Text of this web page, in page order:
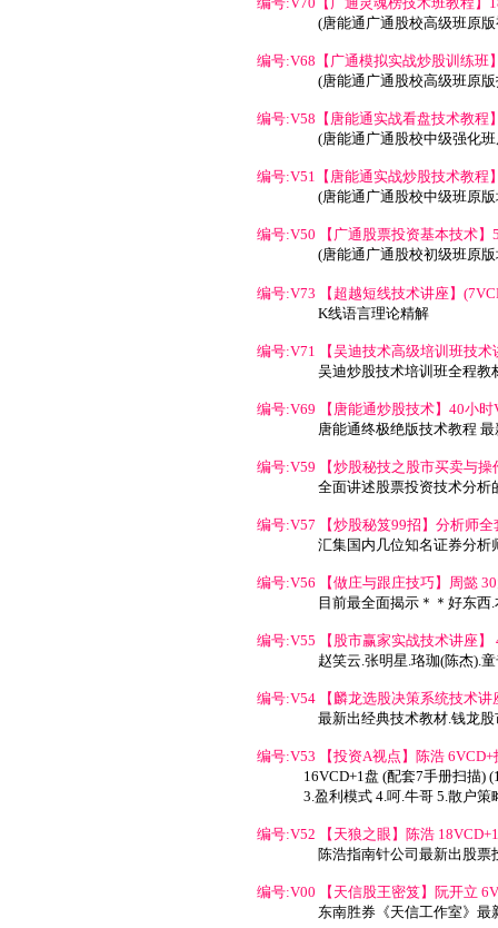
(唐能通广通股校高级班原
编号:V68【广通模拟实战炒股训练班
(唐能通广通股校高级班原
编号:V58【唐能通实战看盘技术教程
(唐能通广通股校中级强化
编号:V51【唐能通实战炒股技术教程
(唐能通广通股校中级班原
编号:V50 【广通股票投资基本技术】
(唐能通广通股校初级班原
编号:V73 【超越短线技术讲座】
K线语言理论精解
编号:V71 【吴迪技术高级培训班技术
吴迪炒股技术培训班全程教
编号:V69 【唐能通炒股技术】40小
唐能通终极绝版技术教程 最
编号:V59 【炒股秘技之股市买卖与操
全面讲述股票投资技术分析
编号:V57 【炒股秘笈99招】分析师全
汇集国内几位知名证券分析
编号:V56 【做庄与跟庄技巧】周懿
目前最全面揭示＊＊好东西
编号:V55 【股市赢家实战技术讲座】
赵笑云.张明星.珞珈(陈杰).
编号:V54 【麟龙选股决策系统技术讲
最新出经典技术教材.钱龙
编号:V53 【投资A视点】陈浩
16VCD+1盘 (配套7手册扫描)
3.盈利模式 4.呵.牛哥 5.散户
编号:V52 【天狼之眼】陈浩
陈浩指南针公司最新出股票
编号:V00 【天信股王密笈】阮开立
东南胜券《天信工作室》最